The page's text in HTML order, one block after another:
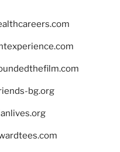
bg.org